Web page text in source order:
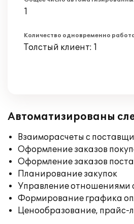
1
Количество одновременно
Толстый клиент: 1
Автоматизированы
Взаиморасчеты с
Оформление заказов
Оформление заказов
Планирование закупок
Управление отношениями
Формирование графика
Ценообразование, прайс-